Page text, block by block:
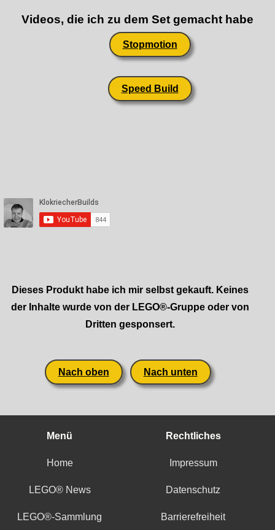
Videos, die ich zu dem Set gemacht habe
Stopmotion
Speed Build
Dieses Produkt habe ich mir selbst gekauft. Keines
der Inhalte wurde von der LEGO®-Gruppe oder von
Dritten gesponsert.
Nach oben Nach unten
Menü Rechtliches
Home Impressum
LEGO® News Datenschutz
LEGO®-Sammlung Barrierefreiheit